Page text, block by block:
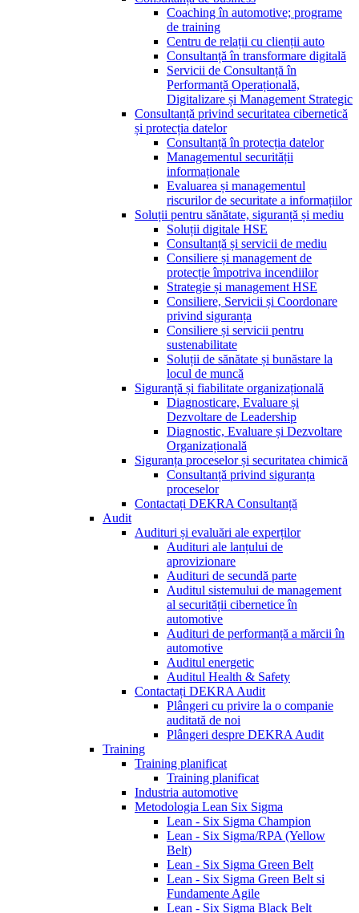
Coaching în automotive; programe
de training
Centru de relații cu clienții auto
Consultanță în transformare digitală
Servicii de Consultanță în
Performanță Operațională,
Digitalizare și Management Strategic
Consultanță privind securitatea cibernetică
și protecția datelor
Consultanță în protecția datelor
Managementul securității
informaționale
Evaluarea și managementul
riscurilor de securitate a informațiilor
Soluții pentru sănătate, siguranță și mediu
Soluții digitale HSE
Consultanță și servicii de mediu
Consiliere și management de
protecție împotriva incendiilor
Strategie și management HSE
Consiliere, Servicii și Coordonare
privind siguranța
Consiliere și servicii pentru
sustenabilitate
Soluții de sănătate și bunăstare la
locul de muncă
Siguranță și fiabilitate organizațională
Diagnosticare, Evaluare și
Dezvoltare de Leadership
Diagnostic, Evaluare și Dezvoltare
Organizațională
Siguranța proceselor și securitatea chimică
Consultanță privind siguranța
proceselor
Contactați DEKRA Consultanță
Audit
Audituri și evaluări ale experților
Audituri ale lanțului de
aprovizionare
Audituri de secundă parte
Auditul sistemului de management
al securității cibernetice în
automotive
Audituri de performanță a mărcii în
automotive
Auditul energetic
Auditul Health & Safety
Contactați DEKRA Audit
Plângeri cu privire la o companie
auditată de noi
Plângeri despre DEKRA Audit
Training
Training planificat
Training planificat
Industria automotive
Metodologia Lean Six Sigma
Lean - Six Sigma Champion
Lean - Six Sigma/RPA (Yellow
Belt)
Lean - Six Sigma Green Belt
Lean - Six Sigma Green Belt si
Fundamente Agile
Lean - Six Sigma Black Belt